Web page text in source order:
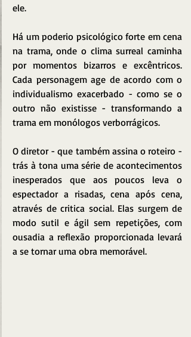
ele.
Há um poderio psicológico forte em cena
na trama, onde o clima surreal caminha
por momentos bizarros e excêntricos.
Cada personagem age de acordo com o
individualismo exacerbado - como se o
outro não existisse - transformando a
trama em monólogos verborrágicos.
O diretor - que também assina o roteiro -
trás à tona uma série de acontecimentos
inesperados que aos poucos leva o
espectador a risadas, cena após cena,
através de critica social. Elas surgem de
modo sutil e ágil sem repetições, com
ousadia a reflexão proporcionada levará
a se tornar uma obra memorável.